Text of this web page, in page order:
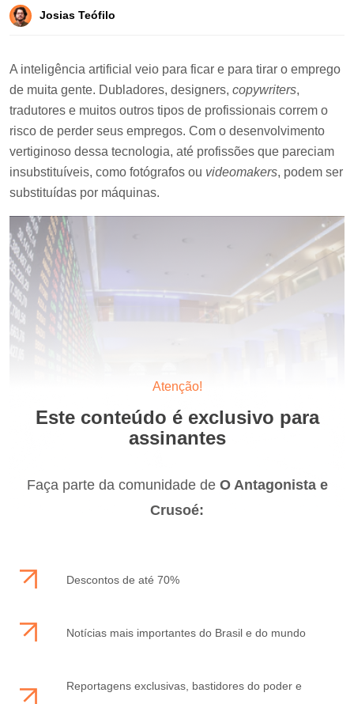
Josias Teófilo
Atenção!
Este conteúdo é exclusivo para
assinantes
Faça parte da comunidade de O Antagonista e
Crusoé:
Descontos de até 70%
Notícias mais importantes do Brasil e do mundo
Reportagens exclusivas, bastidores do poder e
A inteligência artificial veio para ficar e para tirar o emprego
de muita gente. Dubladores, designers, copywriters,
tradutores e muitos outros tipos de profissionais correm o
risco de perder seus empregos. Com o desenvolvimento
vertiginoso dessa tecnologia, até profissões que pareciam
insubstituíveis, como fotógrafos ou videomakers, podem ser
substituídas por máquinas.